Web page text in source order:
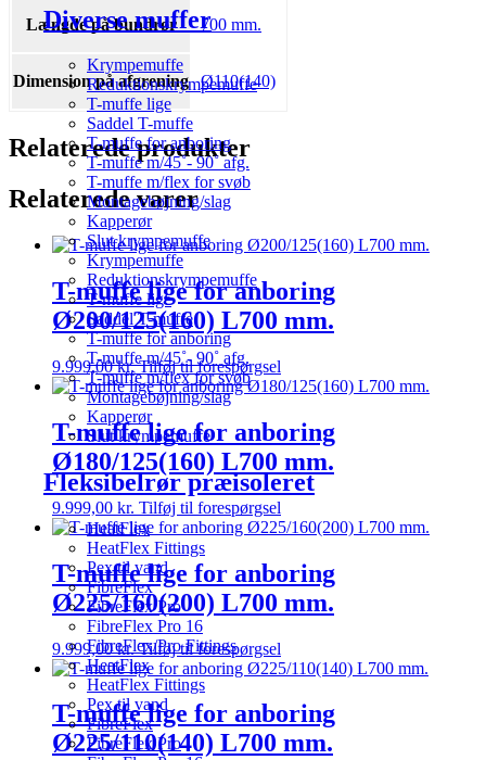
Diverse muffer
Krympemuffe
Reduktionskrympemuffe
T-muffe lige
Saddel T-muffe
T-muffe for anboring
T-muffe m/45˚- 90˚ afg.
T-muffe m/flex for svøb
Montagebøjning/slag
Kapperør
Slut krympemuffe
Krympemuffe
Reduktionskrympemuffe
T-muffe lige
Saddel T-muffe
T-muffe for anboring
T-muffe m/45˚- 90˚ afg.
T-muffe m/flex for svøb
Montagebøjning/slag
Kapperør
Slut krympemuffe
Fleksibelrør præisoleret
HeatFlex
HeatFlex Fittings
Pex til vand
FibreFlex
FibreFlex Pro
FibreFlex Pro 16
FibreFlex/Pro Fittings
HeatFlex
HeatFlex Fittings
Pex til vand
FibreFlex
FibreFlex Pro
Længde på bundrør 700 mm.
Dimension på afgrening Ø110(140)
Relaterede produkter
Relaterede varer
T-muffe lige for anboring
Ø200/125(160) L700 mm.
9.999,00kr. Tilføj til forespørgsel
T-muffe lige for anboring
Ø180/125(160) L700 mm.
9.999,00 kr. Tilføj til forespørgsel
T-muffe lige for anboring
Ø225/160(200) L700 mm.
9.999,00kr. Tilføj til forespørgsel
T-muffe lige for anboring
Ø225/110(140) L700 mm.